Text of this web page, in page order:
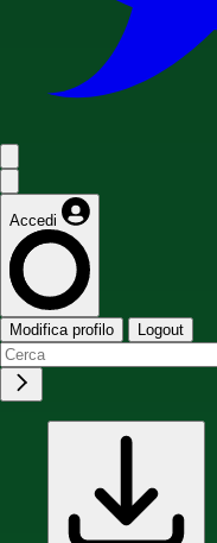
Accedi
Modifica profilo Logout